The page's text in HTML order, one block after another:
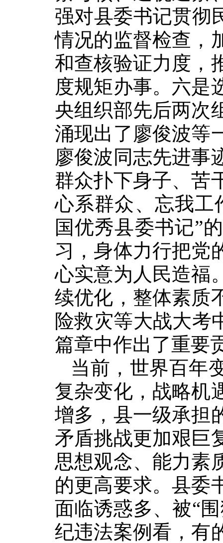
强对县委书记贯彻
情况的监督检查，
和查核验证力度，
度规矩办事。六是
央组织部先后两次
涌现出了廖俊波等
廖俊波同志先进事
群众扑下身子、苦
心系群众、忘我工
国优秀县委书记”
习，身体力行把党
心实意为人民造福
续优化，整体素质
险救灾等大战大考
篇章中作出了重要
当前，世界百年
复杂变化，战略机
增多，县一级承担
矛盾挑战更加艰巨
思想观念、能力素
的更高要求。县委
面临诱惑多、被“
纪违法案例看，有